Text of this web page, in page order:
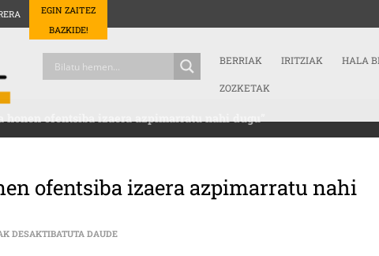
EGIN ZAITEZ
BAZKIDE!
BERRIAK IRITZIAK HALA
ZOZKETAK
honen ofentsiba izaera azpimarratu nahi dugu”
ofentsiba izaera azpimarratu nahi
DESAKTIBATUTA DAUDEFORON (GKS GASTEIZ): “EGOERA HONEN OFENTSIBA